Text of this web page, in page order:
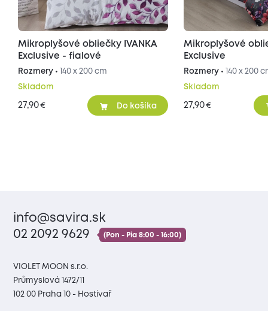
Mikroplyšové obliečky IVANKA
Exclusive - fialové
Rozmery • 140 x 200 cm
Skladom
27,90€ Do košíka
Mikroplyšové
Exclusive
Rozmery • 140 x 200
Skladom
27,90€
info@savira.sk
02 2092 9629
(Pon - Pia 8:00 - 16:00)
VIOLET MOON s.r.o.
Průmyslová 1472/11
102 00 Praha 10 - Hostivař